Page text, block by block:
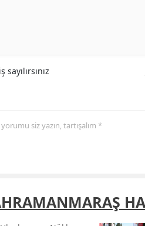
siz yazın, tartışalım *